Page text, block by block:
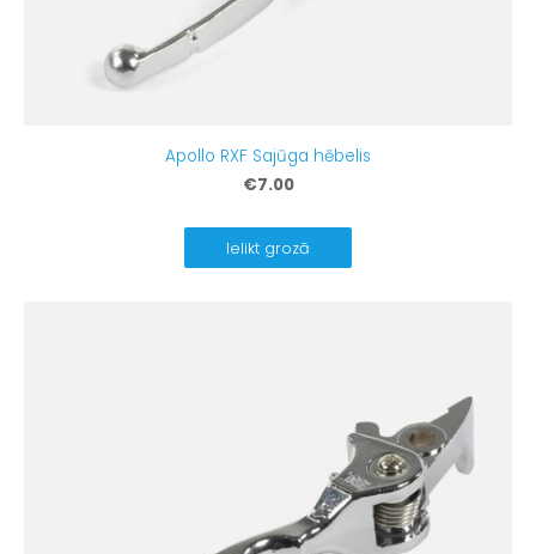
Apollo RXF Sajūga hēbelis
€7.00
Ielikt grozā